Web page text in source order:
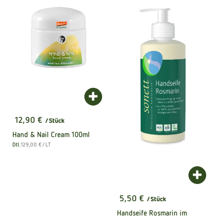
, Preis:
12,90 € / Stück
Hand & Nail Cream 100ml
, Herkunft:
Dtl., Referenzpreis:
129,00 €/ LT
Produkt zum Warenkorb hinzufügen
, Preis:
5,50 € / Stück
Handseife Rosmarin im